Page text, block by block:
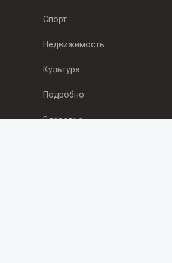
Спорт
Недвижимость
Культура
Подробно
Здоровье